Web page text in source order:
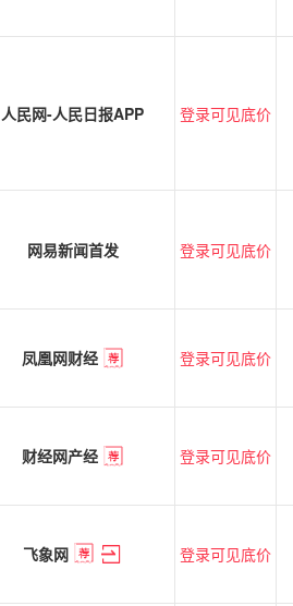
人民网-人民日报APP 登录可见底价
网易新闻首发 登录可见底价
凤凰网财经 登录可见底价
财经网产经 登录可见底价
飞象网 登录可见底价